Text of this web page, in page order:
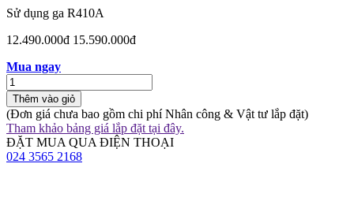
Sử dụng ga R410A
12.490.000đ 15.590.000đ
Mua ngay
Thêm vào giỏ
(Đơn giá chưa bao gồm chi phí Nhân công & Vật tư lắp đặt)
Tham khảo bảng giá lắp đặt tại đây.
ĐẶT MUA QUA ĐIỆN THOẠI
024 3565 2168